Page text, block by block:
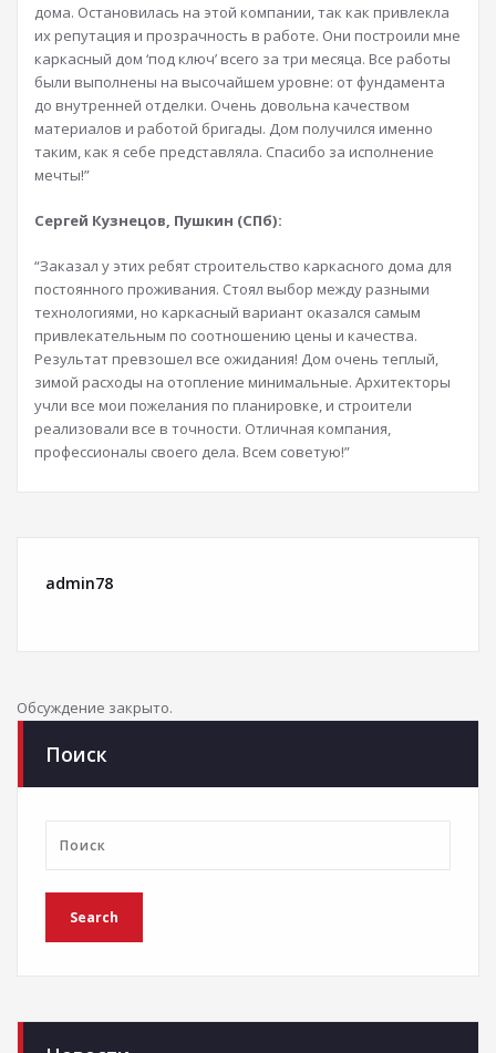
дома. Остановилась на этой компании, так как привлекла
их репутация и прозрачность в работе. Они построили мне
каркасный дом ‘под ключ’ всего за три месяца. Все работы
были выполнены на высочайшем уровне: от фундамента
до внутренней отделки. Очень довольна качеством
материалов и работой бригады. Дом получился именно
таким, как я себе представляла. Спасибо за исполнение
мечты!”
Сергей Кузнецов, Пушкин (СПб):
“Заказал у этих ребят строительство каркасного дома для
постоянного проживания. Стоял выбор между разными
технологиями, но каркасный вариант оказался самым
привлекательным по соотношению цены и качества.
Результат превзошел все ожидания! Дом очень теплый,
зимой расходы на отопление минимальные. Архитекторы
учли все мои пожелания по планировке, и строители
реализовали все в точности. Отличная компания,
профессионалы своего дела. Всем советую!”
admin78
Обсуждение закрыто.
Поиск